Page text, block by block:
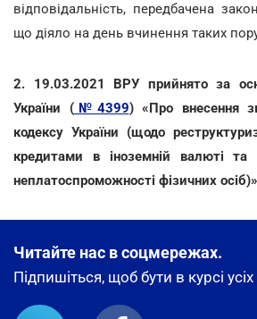
відповідальність, передбачена
що діяло на день вчинення таких
2. 19.03.2021 ВРУ прийнято за
України (№4399) «Про внесення
кодексу України (щодо
кредитами в іноземній валюті та
неплатоспроможності фізичних
Читайте нас в соцмережах.
Підпишіться, щоб бути в курсі